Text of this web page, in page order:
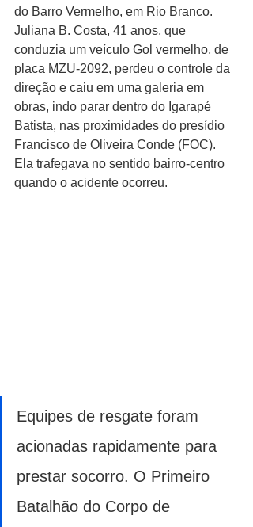
do Barro Vermelho, em Rio Branco.
Juliana B. Costa, 41 anos, que
conduzia um veículo Gol vermelho, de
placa MZU-2092, perdeu o controle da
direção e caiu em uma galeria em
obras, indo parar dentro do Igarapé
Batista, nas proximidades do presídio
Francisco de Oliveira Conde (FOC).
Ela trafegava no sentido bairro-centro
quando o acidente ocorreu.
Equipes de resgate foram
acionadas rapidamente para
prestar socorro. O Primeiro
Batalhão do Corpo de